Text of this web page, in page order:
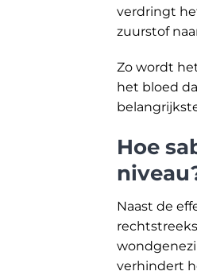
verdringt
zuurstof
Zo wordt
het bloed
Hoe
Naast de
verhindert